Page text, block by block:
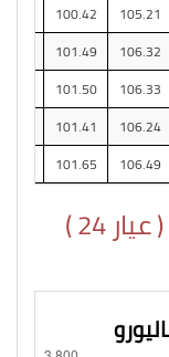
105.21
100.42
106.32
101.49
106.33
101.50
106.24
101.41
106.49
101.65
( عيار 24 )